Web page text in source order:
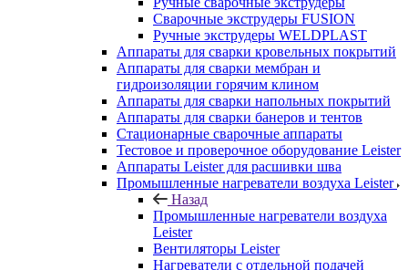
Сварочные экструдеры FUSION
Ручные экструдеры WELDPLAST
Аппараты для сварки кровельных покрытий
Аппараты для сварки мембран и
гидроизоляции горячим клином
Аппараты для сварки напольных покрытий
Аппараты для сварки банеров и тентов
Стационарные сварочные аппараты
Тестовое и проверочное оборудование Leister
Аппараты Leister для расшивки шва
Промышленные нагреватели воздуха Leister
Назад
Промышленные нагреватели воздуха
Leister
Вентиляторы Leister
Нагреватели с отдельной подачей